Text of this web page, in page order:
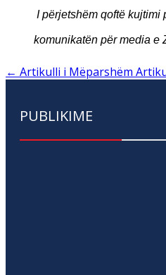
I përjetshëm qoftë kujtimi
komunikatën për media e
← Artikulli i Mëparshëm
PUBLIKIME